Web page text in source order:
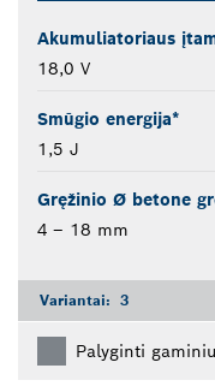
Akumuliatoriaus
18,0 V
Smūgio energija*
1,5 J
Gręžinio Ø betone
4 – 18 mm
Variantai: 3
Palyginti